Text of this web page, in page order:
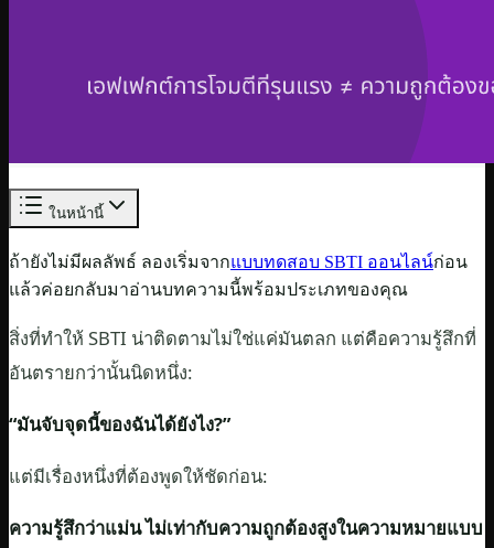
ในหน้านี้
ถ้ายังไม่มีผลลัพธ์ ลองเริ่มจากแบบทดสอบ SBTI ออนไลน์ก่อน
แล้วค่อยกลับมาอ่านบทความนี้พร้อมประเภทของคุณ
สิ่งที่ทำให้ SBTI น่าติดตามไม่ใช่แค่มันตลก แต่คือความรู้สึกที่
อันตรายกว่านั้นนิดหนึ่ง:
“มันจับจุดนี้ของฉันได้ยังไง?”
แต่มีเรื่องหนึ่งที่ต้องพูดให้ชัดก่อน:
ความรู้สึกว่าแม่น ไม่เท่ากับความถูกต้องสูงในความหมายแบบ